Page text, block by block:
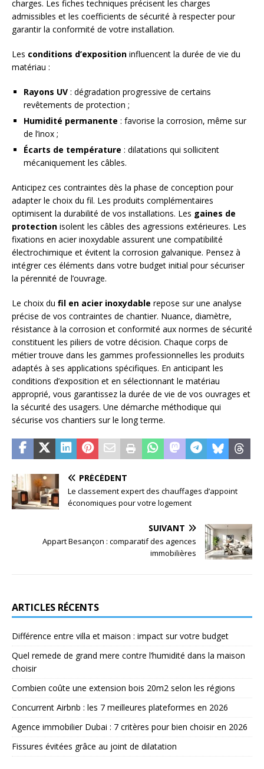
charges. Les fiches techniques précisent les charges
admissibles et les coefficients de sécurité à respecter pour
garantir la conformité de votre installation.
Les conditions d’exposition influencent la durée de vie du
matériau :
Rayons UV : dégradation progressive de certains
revêtements de protection ;
Humidité permanente : favorise la corrosion, même sur
de l’inox ;
Écarts de température : dilatations qui sollicitent
mécaniquement les câbles.
Anticipez ces contraintes dès la phase de conception pour
adapter le choix du fil. Les produits complémentaires
optimisent la durabilité de vos installations. Les gaines de
protection isolent les câbles des agressions extérieures. Les
fixations en acier inoxydable assurent une compatibilité
électrochimique et évitent la corrosion galvanique. Pensez à
intégrer ces éléments dans votre budget initial pour sécuriser
la pérennité de l’ouvrage.
Le choix du fil en acier inoxydable repose sur une analyse
précise de vos contraintes de chantier. Nuance, diamètre,
résistance à la corrosion et conformité aux normes de sécurité
constituent les piliers de votre décision. Chaque corps de
métier trouve dans les gammes professionnelles les produits
adaptés à ses applications spécifiques. En anticipant les
conditions d’exposition et en sélectionnant le matériau
approprié, vous garantissez la durée de vie de vos ouvrages et
la sécurité des usagers. Une démarche méthodique qui
sécurise vos chantiers sur le long terme.
PRÉCÉDENT
Le classement expert des chauffages d’appoint
économiques pour votre logement
SUIVANT
Appart Besançon : comparatif des agences
immobilières
ARTICLES RÉCENTS
Différence entre villa et maison : impact sur votre budget
Quel remede de grand mere contre l’humidité dans la maison
choisir
Combien coûte une extension bois 20m2 selon les régions
Concurrent Airbnb : les 7 meilleures plateformes en 2026
Agence immobilier Dubai : 7 critères pour bien choisir en 2026
Fissures évitées grâce au joint de dilatation